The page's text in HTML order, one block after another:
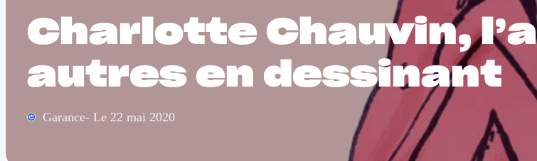
Charlotte Chauvin,
autres en dessinant
Garance- Le 22 mai 2020